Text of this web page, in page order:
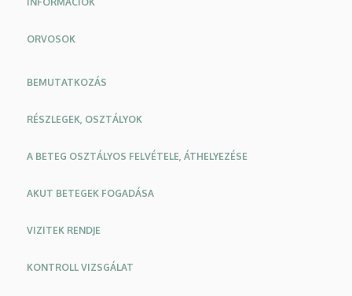
ORVOSOK
Oldalmenü
BEMUTATKOZÁS
RÉSZLEGEK, OSZTÁLYOK
A BETEG OSZTÁLYOS FELVÉTELE, ÁTHELYEZÉSE
AKUT BETEGEK FOGADÁSA
VIZITEK RENDJE
KONTROLL VIZSGÁLAT